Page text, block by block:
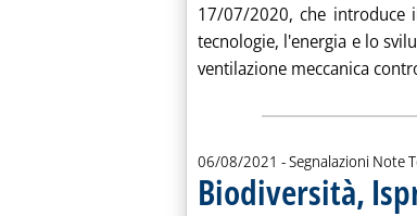
17/07/2020, che introduce
tecnologie, l'energia e lo
ventilazione meccanica
06/08/2021 - Segnalazioni Note
Biodiversità,